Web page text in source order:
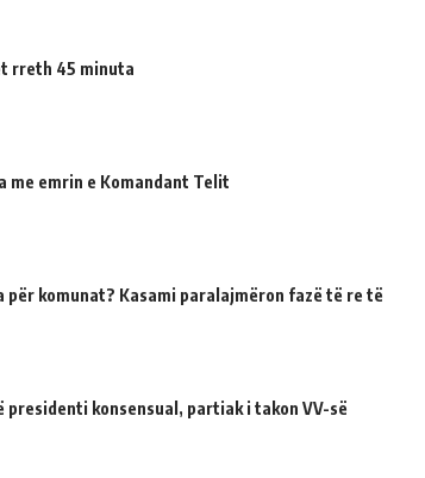
rreth 45 minuta
me emrin e Komandant Telit
për komunat? Kasami paralajmëron fazë të re të
konsensual, partiak i takon VV-së